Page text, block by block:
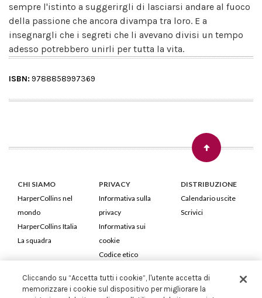
sempre l'istinto a suggerirgli di lasciarsi andare al fuoco
della passione che ancora divampa tra loro. E a
insegnargli che i segreti che li avevano divisi un tempo
adesso potrebbero unirli per tutta la vita.
ISBN: 9788858997369
CHI SIAMO
HarperCollins nel
mondo
HarperCollins Italia
La squadra
PRIVACY
Informativa sulla
privacy
Informativa sui
cookie
Codice etico
DISTRIBUZIONE
Calendario uscite
Scrivici
HarperCollins Italia S.p.A. Viale Monte Nero, 84 - 20135 Milano
Cliccando su “Accetta tutti i cookie”, l'utente accetta di
memorizzare i cookie sul dispositivo per migliorare la